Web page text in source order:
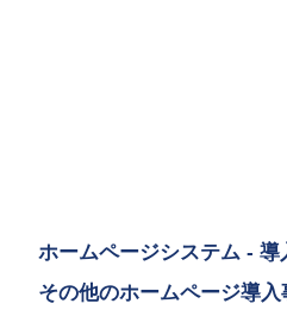
ホームページシステム - 導
その他のホームページ導入